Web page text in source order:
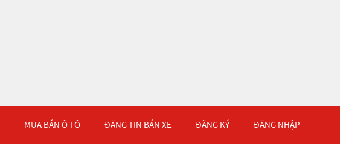
MUA BÁN Ô TÔ ĐĂNG TIN BÁN XE ĐĂNG KÝ ĐĂNG NHẬP